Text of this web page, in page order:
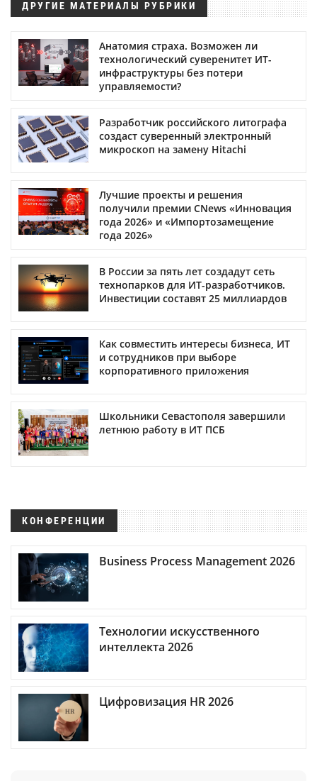
ДРУГИЕ МАТЕРИАЛЫ РУБРИКИ
Анатомия страха. Возможен ли
технологический суверенитет ИТ-
инфраструктуры без потери
управляемости?
Разработчик российского литографа
создаст суверенный электронный
микроскоп на замену Hitachi
Лучшие проекты и решения
получили премии CNews «Инновация
года 2026» и «Импортозамещение
года 2026»
В России за пять лет создадут сеть
технопарков для ИТ-разработчиков.
Инвестиции составят 25 миллиардов
Как совместить интересы бизнеса, ИТ
и сотрудников при выборе
корпоративного приложения
Школьники Севастополя завершили
летнюю работу в ИТ ПСБ
КОНФЕРЕНЦИИ
Business Process Management 2026
Технологии искусственного
интеллекта 2026
Цифровизация HR 2026